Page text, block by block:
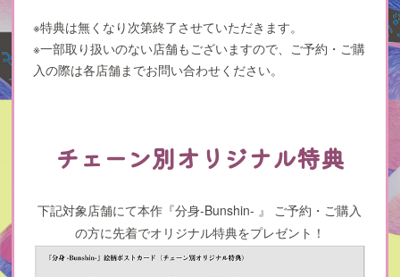
※特典は無くなり次第終了させていただきます。
※一部取り扱いのない店舗もございますので、ご予約・ご購
入の際は各店舗までお問い合わせください。
チェーン別オリジナル特典
下記対象店舗にて本作『分身-Bunshin- 』 ご予約・ご購入
の方に先着でオリジナル特典をプレゼント！